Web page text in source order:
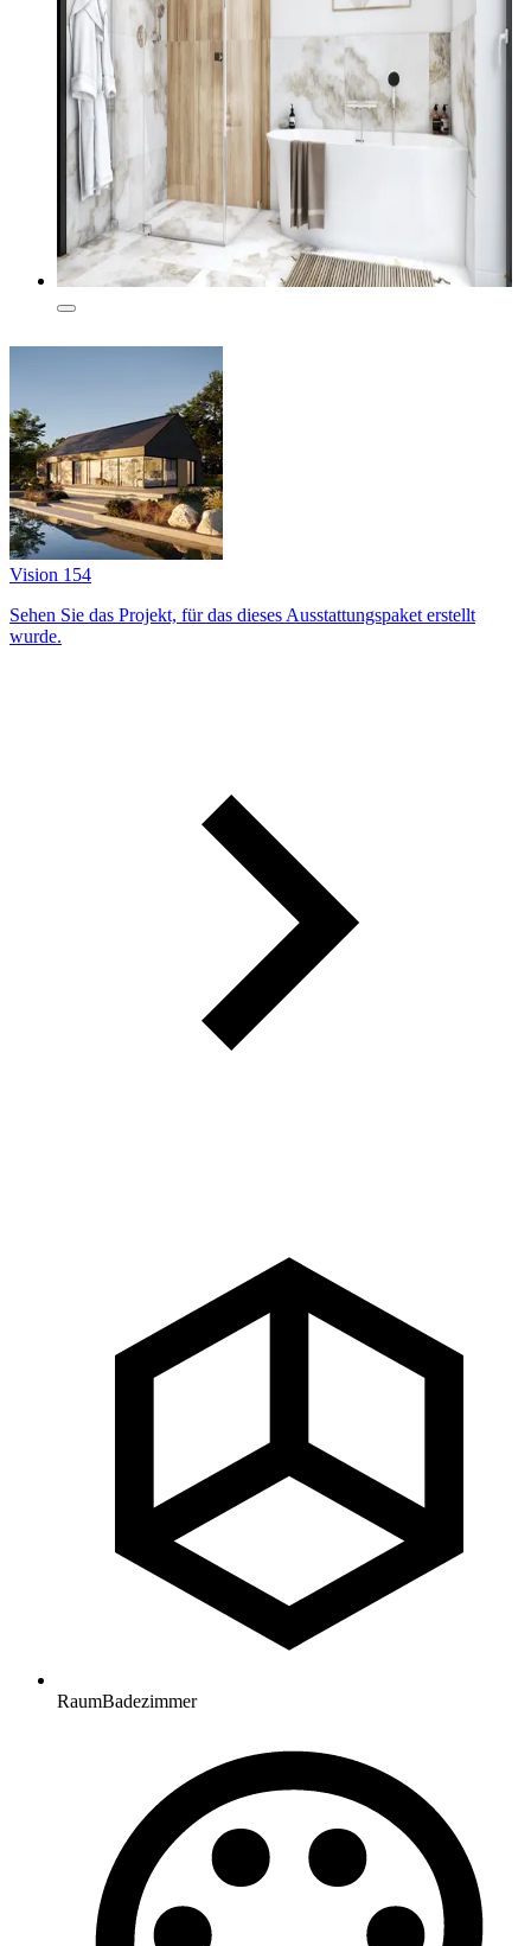
Vision 154
Sehen Sie das Projekt, für das dieses Ausstattungs­paket erstellt
wurde.
RaumBadezimmer